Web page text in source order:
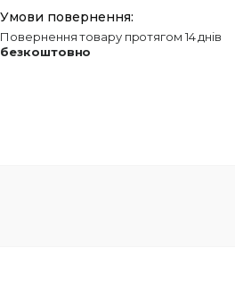
повернення товару протягом 14 днів
безкоштовно